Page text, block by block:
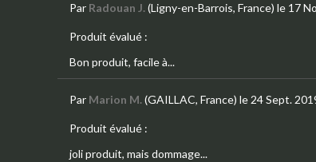
Par Radouan J.(Ligny-en-Barrois, France) le 17
Produit évalué :
Bon produit, facile à...
Par Marion M.(GAILLAC, France) le 24 Sept.
Produit évalué :
joli produit, mais dommage...